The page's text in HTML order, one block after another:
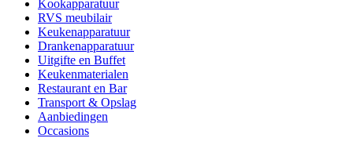
Kookapparatuur
RVS meubilair
Keukenapparatuur
Drankenapparatuur
Uitgifte en Buffet
Keukenmaterialen
Restaurant en Bar
Transport & Opslag
Aanbiedingen
Occasions